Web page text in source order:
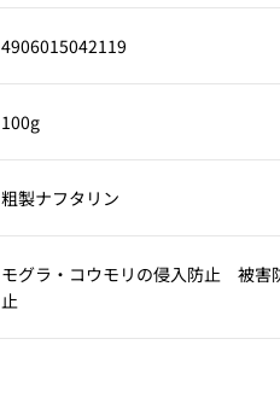
4906015042119
100g
粗製ナフタリン
モグラ・コウモリの侵入防止 被害
止